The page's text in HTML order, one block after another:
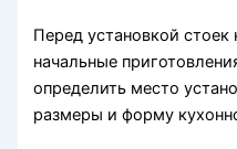
Перед установкой
начальные
определить место
размеры и форму